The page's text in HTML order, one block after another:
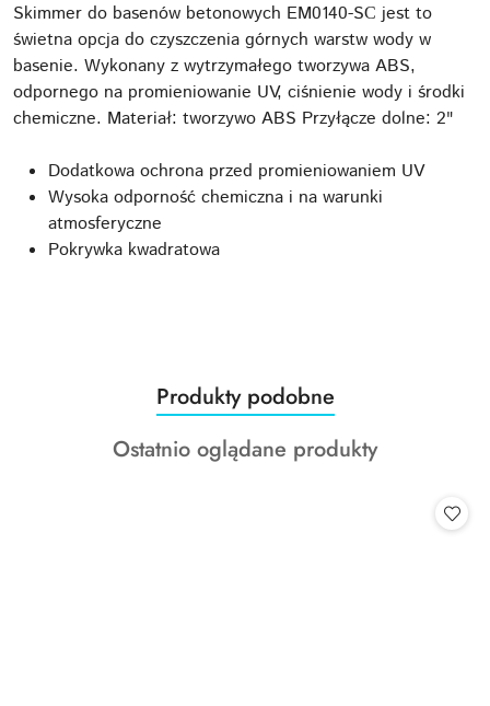
Skimmer do basenów betonowych EM0140-SС jest to
świetna opcja do czyszczenia górnych warstw wody w
basenie. Wykonany z wytrzymałego tworzywa ABS,
odpornego na promieniowanie UV, ciśnienie wody i środki
chemiczne. Materiał: tworzywo ABS Przyłącze dolne: 2"
Dodatkowa ochrona przed promieniowaniem UV
Wysoka odporność chemiczna i na warunki
atmosferyczne
Pokrywka kwadratowa
Pomiń karuzelę produktów
Produkty
o
statusie:
Produkty podobne
Produkty
Ostatnio oglądane produkty